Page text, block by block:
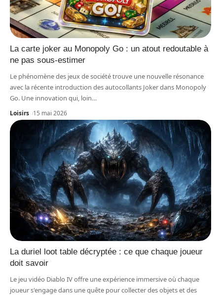
La carte joker au Monopoly Go : un atout redoutable à
ne pas sous-estimer
Le phénomène des jeux de société trouve une nouvelle résonance
avec la récente introduction des autocollants Joker dans Monopoly
Go. Une innovation qui, loin…
Loisirs 15 mai 2026
La duriel loot table décryptée : ce que chaque joueur
doit savoir
Le jeu vidéo Diablo IV offre une expérience immersive où chaque
joueur s'engage dans une quête pour collecter des objets et des